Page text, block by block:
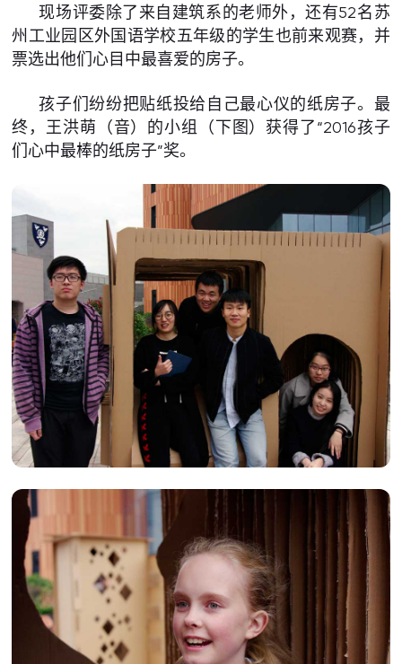
现场评委除了来自建筑系的老师外，还有52名苏
州工业园区外国语学校五年级的学生也前来观赛，并
票选出他们心目中最喜爱的房子。
孩子们纷纷把贴纸投给自己最心仪的纸房子。最
终，王洪萌（音）的小组（下图）获得了“2016孩子
们心中最棒的纸房子”奖。